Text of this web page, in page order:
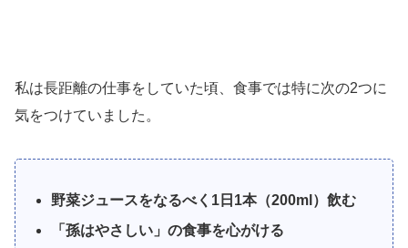
私は長距離の仕事をしていた頃、食事では特に次の2つに
気をつけていました。
野菜ジュースをなるべく1日1本（200ml）飲む
「孫はやさしい」の食事を心がける